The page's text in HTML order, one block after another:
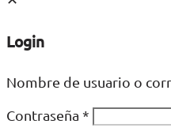
Login
Nombre de usuario o
Contraseña *